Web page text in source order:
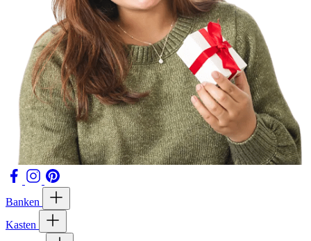
Banken
Kasten